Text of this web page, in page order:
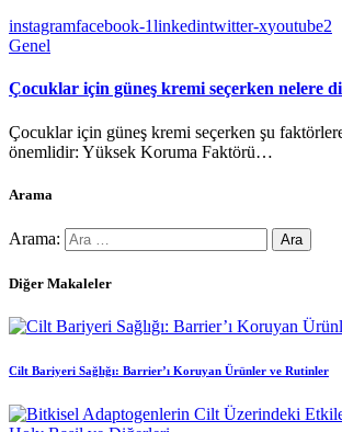
instagramfacebook-1linkedintwitter-xyoutube2
Genel
Çocuklar için güneş kremi seçerken nelere
Çocuklar için güneş kremi seçerken şu
önemlidir: Yüksek Koruma Faktörü…
Arama
Arama:
Diğer Makaleler
Cilt Bariyeri Sağlığı: Barrier’ı Koruyan Ürünler ve Rutinler